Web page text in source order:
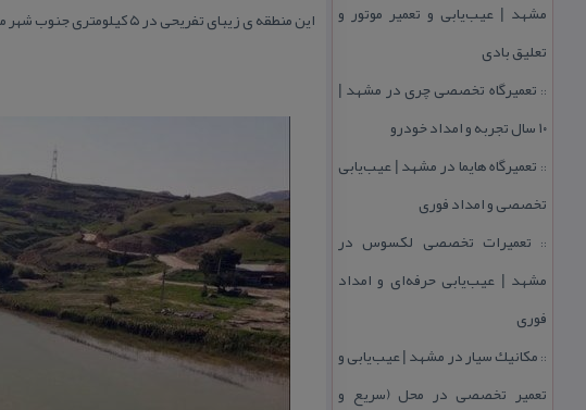
مشهد | عیب‌یابی و تعمیر موتور و
تعلیق بادی
:: تعمیرگاه تخصصی چری در مشهد |
۱۰ سال تجربه و امداد خودرو
:: تعمیرگاه هایما در مشهد | عیب‌یابی
تخصصی و امداد فوری
:: تعمیرات تخصصی لكسوس در
مشهد | عیب‌یابی حرفه‌ای و امداد
فوری
:: مكانیك سیار در مشهد | عیب‌یابی و
تعمیر تخصصی در محل (سریع و
این منطقه ی زیبای تفریحی در ۵ كیلومتری جنوب شهر مسجدسلیمان در كنار محله ی بازار تمبی واقع شده است.